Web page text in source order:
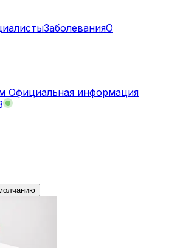
ЗаболеванияО
Официальная информация